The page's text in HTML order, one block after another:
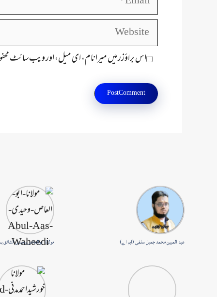
Website
اس براؤزر میں میرا نام، ای میل، اور ویب سائٹ
عبد المبین محمد جمیل سلفی (ایم اے) مولانا ابوالعاص وحیدی